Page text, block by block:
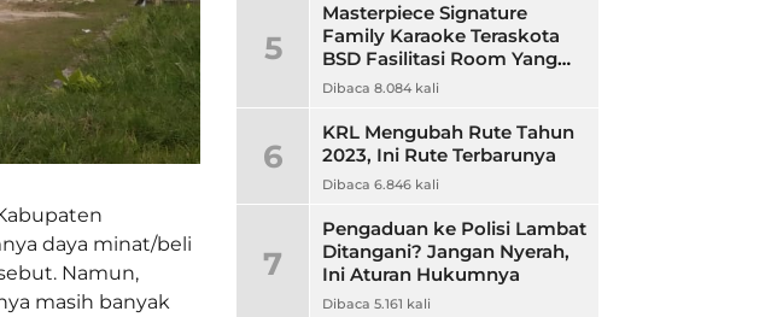
daya minat/beli
Namun,
masih banyak
5
Masterpiece Signature
Family Karaoke Teraskota
BSD Fasilitasi Room Yang
Nyaman dan Harga
Dibaca 8.084 kali
6
KRL Mengubah Rute Tahun
2023, Ini Rute Terbarunya
Dibaca 6.846 kali
7
Pengaduan ke Polisi Lambat
Ditangani? Jangan Nyerah,
Ini Aturan Hukumnya
Dibaca 5.161 kali